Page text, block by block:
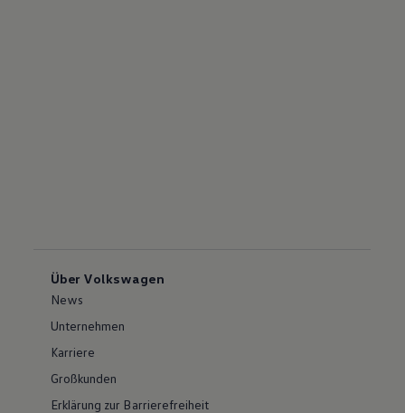
Über Volkswagen
News
Unternehmen
Karriere
Großkunden
Erklärung zur Barrierefreiheit